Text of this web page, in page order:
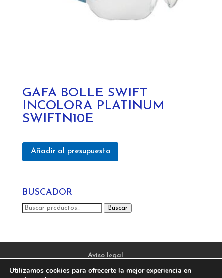
GAFA BOLLE SWIFT
INCOLORA PLATINUM
SWIFTN10E
Añadir al presupuesto
BUSCADOR
Buscar
Buscar
Aviso legal
Política de privacidad y protección de datos
Utilizamos cookies para ofrecerte la mejor experiencia en